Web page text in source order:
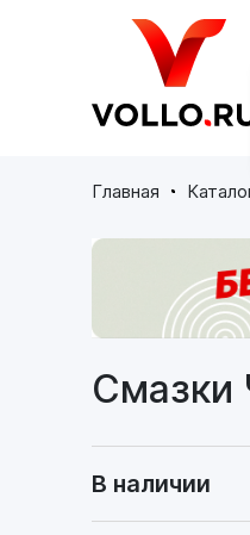
Главная
Смазки
В наличии